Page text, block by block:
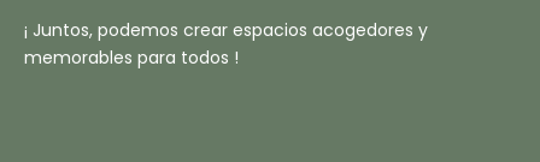
¡ Juntos, podemos crear espacios acogedores y
memorables para todos !